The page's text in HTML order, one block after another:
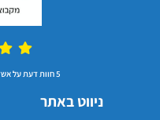
5 חוות דעת על אשד אורטופדיה מתקדמת בע"מ
ניווט באתר